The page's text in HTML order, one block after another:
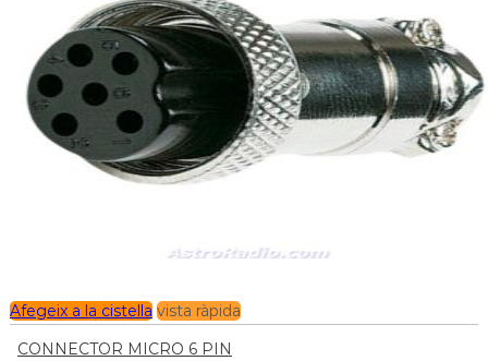
Afegeix a la cistella vista ràpida
CONNECTOR MICRO 6 PIN